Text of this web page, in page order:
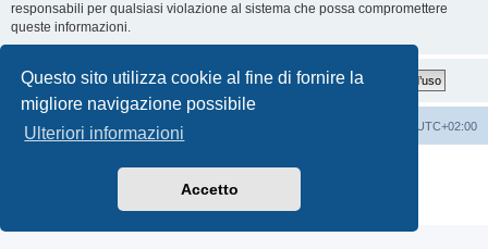
Questo sito utilizza cookie al fine di fornire la
migliore navigazione possibile
Ulteriori informazioni
Accetto
responsabili per qualsiasi violazione al sistema che possa compromettere
queste informazioni.
T-Cross Club T-Cross Club UTC+02:00
Traduzione Italiana